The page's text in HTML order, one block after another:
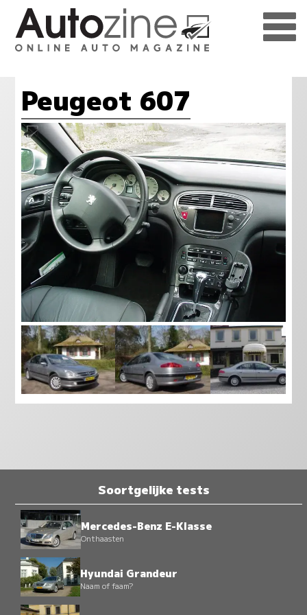
Peugeot 607
Soortgelijke tests
Mercedes-Benz E-Klasse
Onthaasten
Hyundai Grandeur
Naam of faam?